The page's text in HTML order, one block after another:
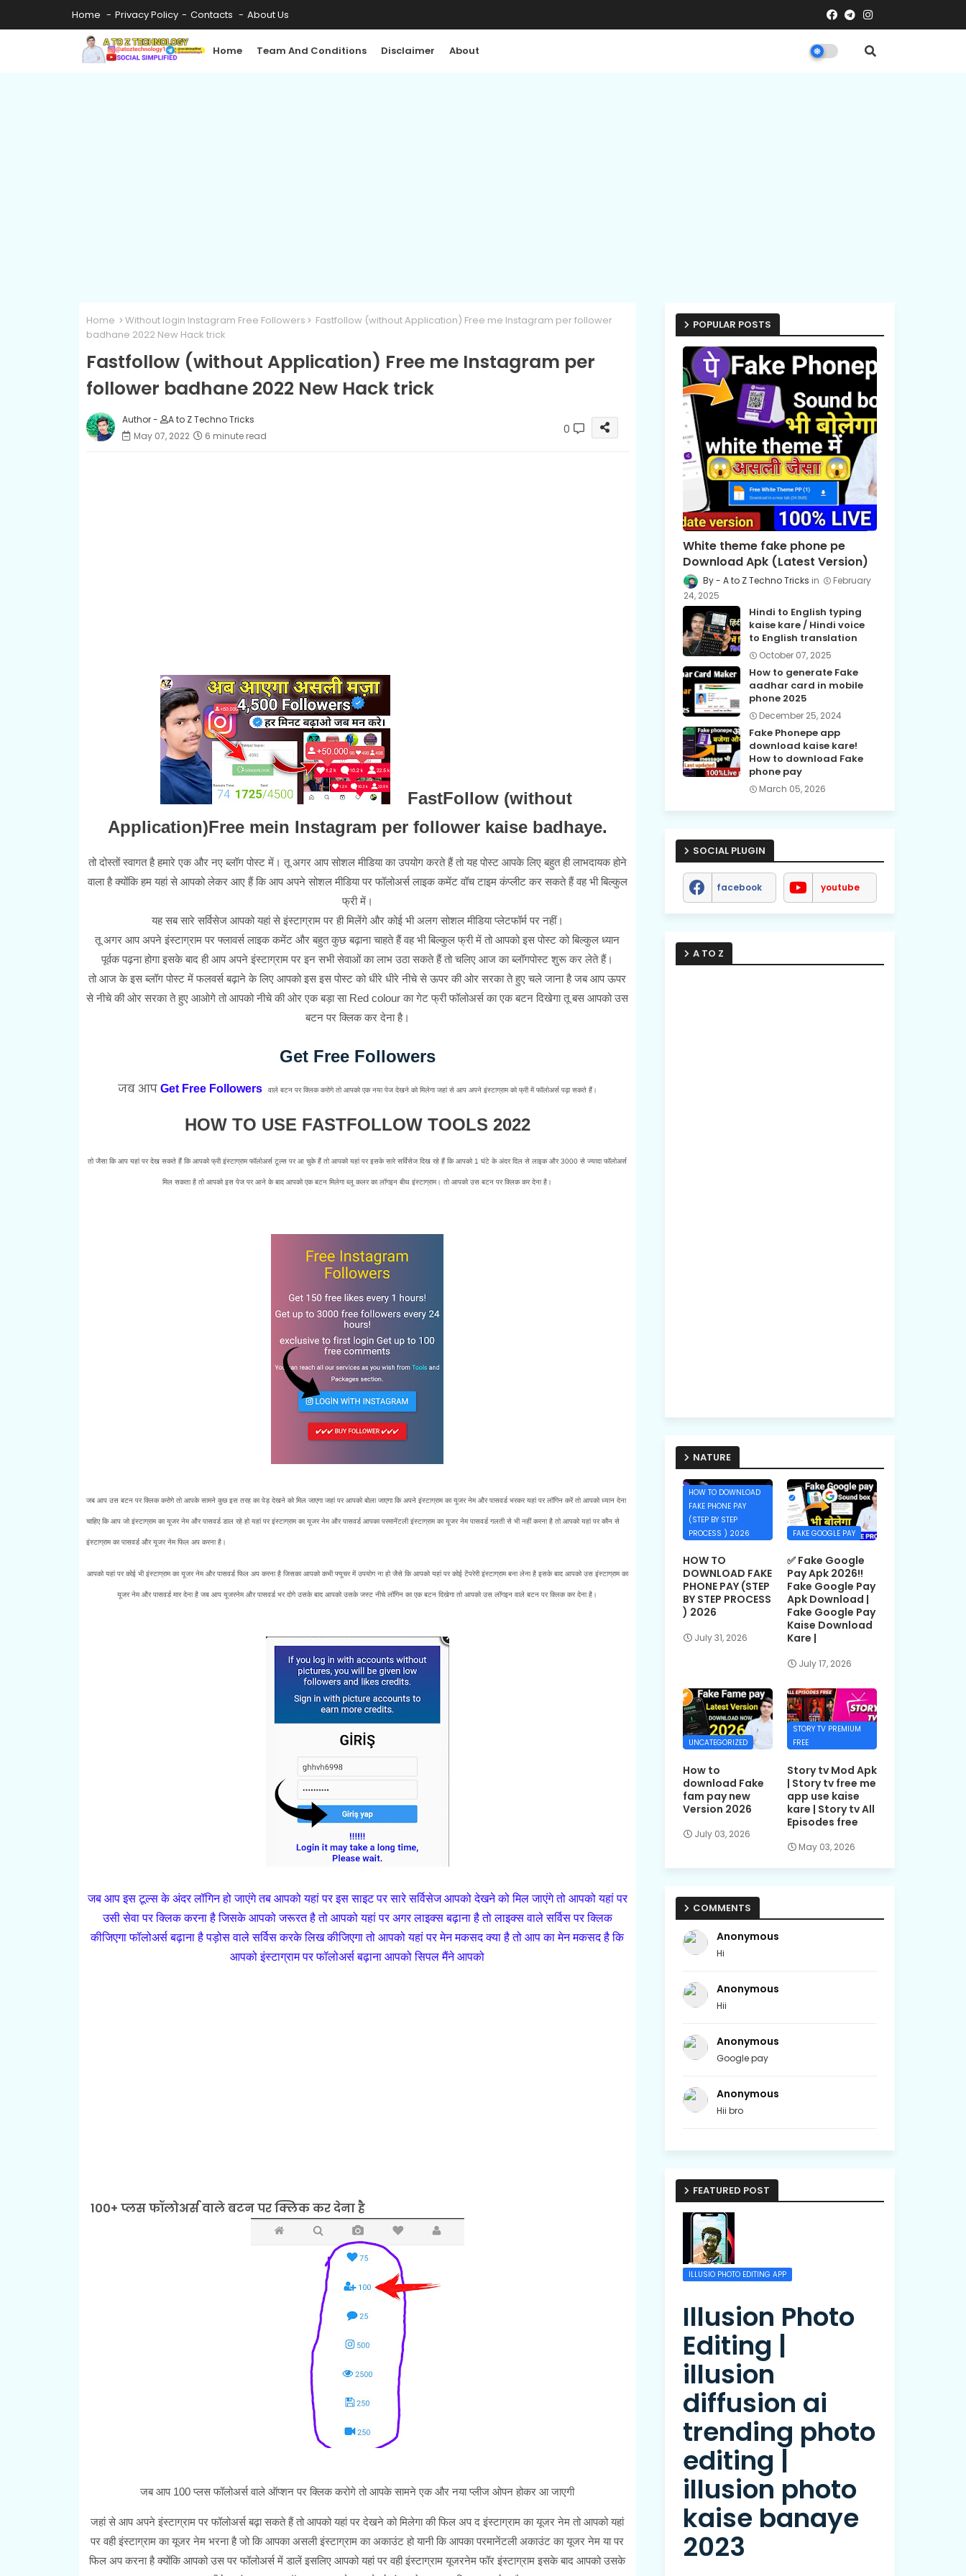
Home Privacy Policy Contacts About Us
Home Team And Conditions Disclaimer About
Home Without login Instagram Free Followers
Fastfollow (without Application) Free me Instagram per follower
badhane 2022 New Hack trick
Fastfollow (without Application) Free me Instagram per
follower badhane 2022 New Hack trick
Author -
A to Z Techno Tricks
May 07, 2022
6 minute read 0
FastFollow (without
Application)Free mein Instagram per follower kaise badhaye.
तो दोस्तों स्वागत है हमारे एक और नए ब्लॉग पोस्ट में। तू अगर आप सोशल मीडिया का उपयोग करते हैं तो यह पोस्ट आपके लिए बहुत ही लाभदायक होने
वाला है क्योंकि हम यहां से आपको लेकर आए हैं कि आप अपने सोशल मीडिया पर फॉलोअर्स लाइक कमेंट वॉच टाइम कंप्लीट कर सकते हैं वह भी बिल्कुल
फ्री में।
यह सब सारे सर्विसेज आपको यहां से इंस्टाग्राम पर ही मिलेंगे और कोई भी अलग सोशल मीडिया प्लेटफॉर्म पर नहीं।
तू अगर आप अपने इंस्टाग्राम पर फ्लावर्स लाइक कमेंट और बहुत कुछ बढ़ाना चाहते हैं वह भी बिल्कुल फ्री में तो आपको इस पोस्ट को बिल्कुल ध्यान
पूर्वक पढ़ना होगा इसके बाद ही आप अपने इंस्टाग्राम पर इन सभी सेवाओं का लाभ उठा सकते हैं तो चलिए आज का ब्लॉगपोस्ट शुरू कर लेते हैं।
तो आज के इस ब्लॉग पोस्ट में फलवर्स बढ़ाने के लिए आपको इस इस पोस्ट को धीरे धीरे नीचे से ऊपर की ओर सरका ते हुए चले जाना है जब आप ऊपर
से नीचे की ओर सरका ते हुए आओगे तो आपको नीचे की ओर एक बड़ा सा Red colour का गेट फ्री फॉलोअर्स का एक बटन दिखेगा तू बस आपको उस
बटन पर क्लिक कर देना है।
Get Free Followers
जब आप Get Free Followers वाले बटन पर क्लिक करोगे तो आपको एक नया पेज देखने को मिलेगा जहां से आप अपने इंस्टाग्राम को फ्री में फॉलोअर्स पढ़ा सकते हैं।
HOW TO USE FASTFOLLOW TOOLS 2022
तो जैसा कि आप यहां पर देख सकते हैं कि आपको फ्री इंस्टाग्राम फॉलोअर्स टूल्स पर आ चुके हैं तो आपको यहां पर इसके सारे सर्विसेज दिख रहे हैं कि आपको 1 घंटे के अंदर दिल से लाइक और 3000 से ज्यादा फॉलोअर्स
मिल सकता है तो आपको इस पेज पर आने के बाद आपको एक बटन मिलेगा ब्लू कलर का लॉगइन बीथ इंस्टाग्राम। तो आपको उस बटन पर क्लिक कर देना है।
जब आप उस बटन पर क्लिक करोगे तो आपके सामने कुछ इस तरह का पेड़ देखने को मिल जाएगा जहां पर आपको बोला जाएगा कि अपने इंस्टाग्राम का यूजर नेम और पासवर्ड भरकर यहां पर लॉगिन करें तो आपको ध्यान देना
चाहिए कि आप जो इंस्टाग्राम का यूजर नेम और पासवर्ड डाल रहे हो यहां पर इंस्टाग्राम का यूजर नेम और पासवर्ड आपका परमानेंटली इंस्टाग्राम का यूजर नेम पासवर्ड गलती से भी नहीं करना है तो आपको यहां पर कौन से
इंस्टाग्राम का पासवर्ड और यूजर नेम फिल अप करना है।
आपको यहां पर कोई भी इंस्टाग्राम का यूजर नेम और पासवर्ड फिल अप करना है जिसका आपको कभी फ्यूचर में उपयोग ना हो जैसे कि आपको यहां पर कोई टेंपरेरी इंस्टाग्राम बना लेना है इसके बाद आपको उस इंस्टाग्राम का
यूजर नेम और पासवर्ड मार देना है जब आप यूजरनेम और पासवर्ड भर दोगे उसके बाद आपको उसके जस्ट नीचे लॉगिन का एक बटन दिखेगा तो आपको उस लॉगइन वाले बटन पर क्लिक कर देना है।
जब आप इस टूल्स के अंदर लॉगिन हो जाएंगे तब आपको यहां पर इस साइट पर सारे सर्विसेज आपको देखने को मिल जाएंगे तो आपको यहां पर
उसी सेवा पर क्लिक करना है जिसके आपको जरूरत है तो आपको यहां पर अगर लाइक्स बढ़ाना है तो लाइक्स वाले सर्विस पर क्लिक
कीजिएगा फॉलोअर्स बढ़ाना है पड़ोस वाले सर्विस करके लिख कीजिएगा तो आपको यहां पर मेन मकसद क्या है तो आप का मेन मकसद है कि
आपको इंस्टाग्राम पर फॉलोअर्स बढ़ाना आपको सिपल मैंने आपको
100+ प्लस फॉलोअर्स वाले बटन पर क्लिक कर देना है
जब आप 100 प्लस फॉलोअर्स वाले ऑप्शन पर क्लिक करोगे तो आपके सामने एक और नया प्लीज ओपन होकर आ जाएगी
जहां से आप अपने इंस्टाग्राम पर फॉलोअर्स बढ़ा सकते हैं तो आपको यहां पर देखने को मिलेगा की फिल अप द इंस्टाग्राम का यूजर नेम तो आपको यहां
पर वही इंस्टाग्राम का यूजर नेम भरना है जो कि आपका असली इंस्टाग्राम का अकाउंट हो यानी कि आपका परमानेंटली अकाउंट का यूजर नेम या पर
फिल अप करना है क्योंकि आपको उस पर फॉलोअर्स में डालें इसलिए आपको यहां पर वही इंस्टाग्राम यूजरनेम फॉर इंस्टाग्राम इसके बाद आपको उसके
POPULAR POSTS
White theme fake phone pe
Download Apk (Latest Version)
A to Z Techno Tricks
February
24, 2025
Hindi to English typing
kaise kare / Hindi voice
to English translation
October 07, 2025
How to generate Fake
aadhar card in mobile
phone 2025
December 25, 2024
Fake Phonepe app
download kaise kare!
How to download Fake
phone pay
March 05, 2026
SOCIAL PLUGIN
facebook youtube
A TO Z
NATURE
HOW TO DOWNLOAD
FAKE PHONE PAY
(STEP BY STEP
PROCESS ) 2026
HOW TO
DOWNLOAD FAKE
PHONE PAY (STEP
BY STEP PROCESS
) 2026
July 31, 2026
FAKE GOOGLE PAY
✅ Fake Google
Pay Apk 2026!!
Fake Google Pay
Apk Download |
Fake Google Pay
Kaise Download
Kare |
July 17, 2026
UNCATEGORIZED
How to
download Fake
fam pay new
Version 2026
July 03, 2026
STORY TV PREMIUM
FREE
Story tv Mod Apk
| Story tv free me
app use kaise
kare | Story tv All
Episodes free
May 03, 2026
COMMENTS
Anonymous
Hi
Anonymous
Hii
Anonymous
Google pay
Anonymous
Hii bro
FEATURED POST
ILLUSIO PHOTO EDITING APP
Illusion Photo
Editing |
illusion
diffusion ai
trending photo
editing |
illusion photo
kaise banaye
2023